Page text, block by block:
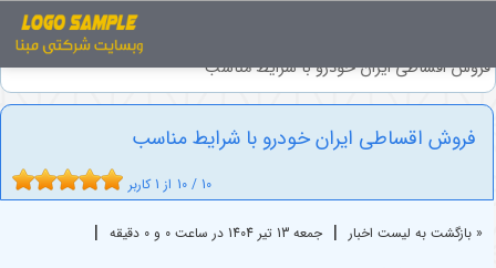
فروش اقساطی ایران خودرو با شرایط مناسب
فروش اقساطی ایران خودرو با شرایط مناسب
10 / 10 از 1 کاربر
« بازگشت به لیست اخبار | جمعه 13 تير 1404 در ساعت 0 و 0 دقیقه |